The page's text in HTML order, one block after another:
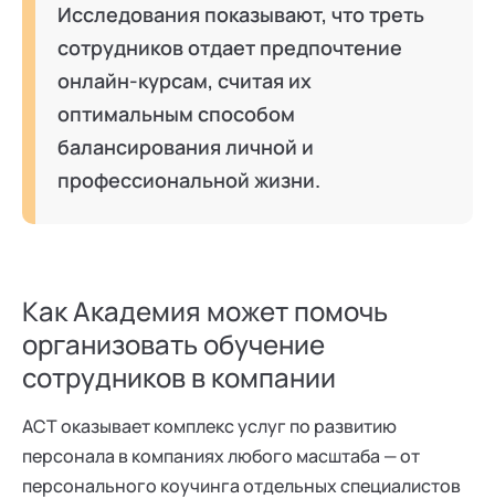
Исследования показывают, что треть
сотрудников отдает предпочтение
онлайн-курсам, считая их
оптимальным способом
балансирования личной и
профессиональной жизни.
Как Академия может помочь
организовать обучение
сотрудников в компании
АСТ оказывает комплекс услуг по развитию
персонала в компаниях любого масштаба — от
персонального коучинга отдельных специалистов